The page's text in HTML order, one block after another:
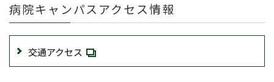
病院キャンパスアクセス情報
交通アクセス